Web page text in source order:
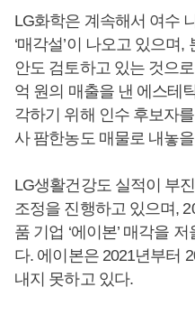
LG화학은 계속해서 여수
‘매각설’이 나오고 있으며
안도 검토하고 있는 것으
억 원의 매출을 낸 에스테
각하기 위해 인수 후보자
사 팜한농도 매물로 내놓
LG생활건강도 실적이 부
조정을 진행하고 있으며,
품 기업 ‘에이본’ 매각을
다. 에이본은 2021년부터
내지 못하고 있다.